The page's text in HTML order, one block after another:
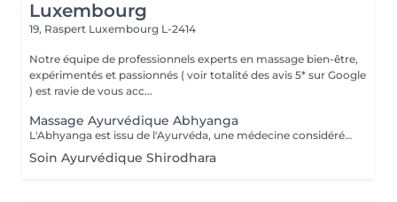
Luxembourg
19, Raspert Luxembourg L-2414
Notre équipe de professionnels experts en massage bien-être,
expérimentés et passionnés ( voir totalité des avis 5* sur Google
) est ravie de vous acc...
Massage Ayurvédique Abhyanga
L'Abhyanga est issu de l'Ayurvéda, une médecine considérée comme sacrée en Inde depuis plus de 4000 ans. Il s'appuie sur les sept centres énergétiques du corps que le praticien va rééquilibrer en stimulant les trajets de l'énergie afin de permettre à celle-ci de circuler librement dans tout le corps. Usage d'huiles ayurvédiques chaudes, pressions, frictions, étirements dans un rythme modéré, en alternant des manuvres lentes et plus rapides. Résultat, le bien-être physique et émotionnel sont retrouvés. Pour tous, en particulier les personnes nerveuses souffrant de stress, de fatigue et ayant du mal à gérer leurs émotions. Le massage Abhyanga fait également des merveilles sur : la concentration, le sommeil, la digestion, la dépression. Sur le plan physiologique, il permet de favoriser la circulation sanguine, la respiration, l'assouplissement des articulations et le relâchement musculaire.
Soin Ayurvédique Shirodhara